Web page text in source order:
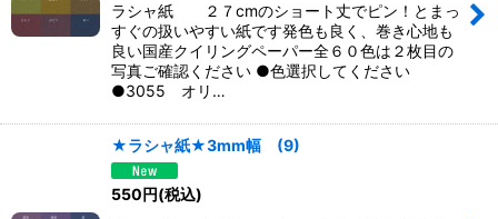
ラシャ紙 ２７cmのショート丈でピン！とまっ
すぐの扱いやすい紙です発色も良く、巻き心地も
良い国産クイリングペーパー全６０色は２枚目の
写真ご確認ください ●色選択してください
●3055 オリ…
★ラシャ紙★3mm幅 (9)
550円(税込)